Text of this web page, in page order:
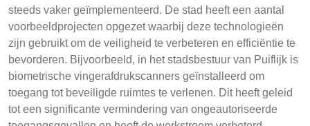
steeds vaker geïmplementeerd. De stad heeft een aantal
voorbeeldprojecten opgezet waarbij deze technologieën
zijn gebruikt om de veiligheid te verbeteren en efficiëntie te
bevorderen. Bijvoorbeeld, in het stadsbestuur van Puiflijk is
biometrische vingerafdrukscanners geïnstalleerd om
toegang tot beveiligde ruimtes te verlenen. Dit heeft geleid
tot een significante vermindering van ongeautoriseerde